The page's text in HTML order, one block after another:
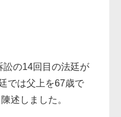
訟の14回目の法廷が
では父上を67歳で
述しました。